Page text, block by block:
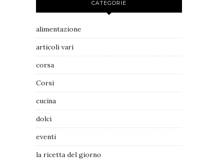
CATEGORIE
alimentazione
articoli vari
corsa
Corsi
cucina
dolci
eventi
la ricetta del giorno